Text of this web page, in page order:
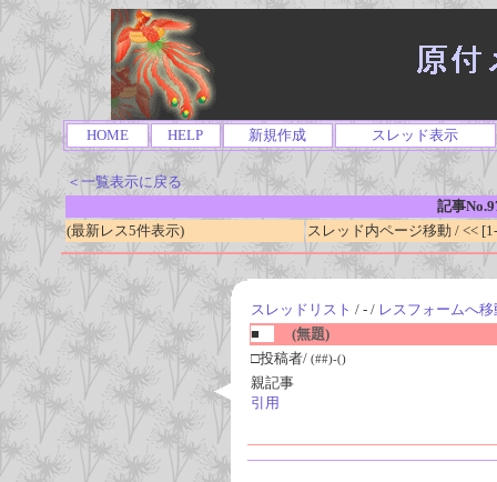
HOME HELP 新規作成 スレッド表示
＜一覧表示に戻る
記事
(最新レス5件表示)
スレッド内ページ移動 / <<
スレッドリスト / - / レスフォームへ移
■
(無題)
□投稿者/ (##)-()
親記事
引用